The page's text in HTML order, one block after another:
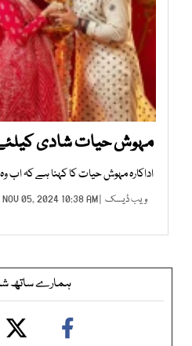
مہوش حیات شادی کیلئے
اداکارہ مہوش حیات کا کہنا ہے کہ اب
ویب ڈیسک | NOV 05, 2024 10:38 AM |
ہمارے ساتھ